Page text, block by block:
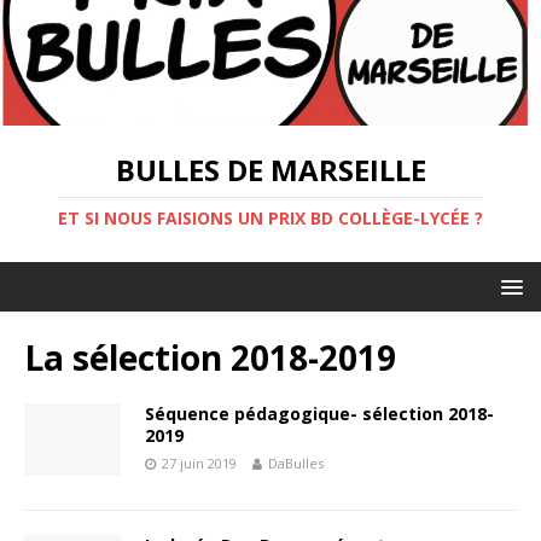
BULLES DE MARSEILLE
ET SI NOUS FAISIONS UN PRIX BD COLLÈGE-LYCÉE ?
La sélection 2018-2019
Séquence pédagogique- sélection 2018-
2019
27 juin 2019 DaBulles